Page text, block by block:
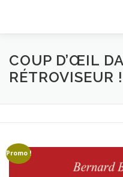
QUI SOMMES-NOUS?
GROUPE B GROUPE
COUP D’ŒIL
RÉTROVISEUR !
Promo !